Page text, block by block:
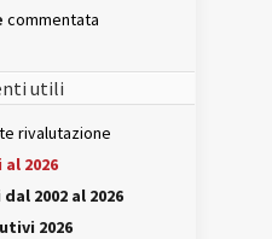
commentata
utili
rivalutazione
2026
2002 al 2026
2026